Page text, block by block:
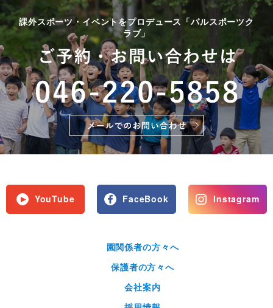
課外スポーツ・イベントをプロデュース「パルスポーツク
ラブ」
YouTube FaceBook Instagram
園関係者の方々へ
保護者の方々へ
会社案内